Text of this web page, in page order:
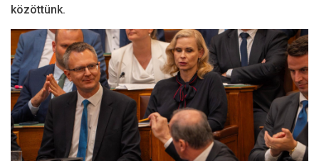
közöttünk.